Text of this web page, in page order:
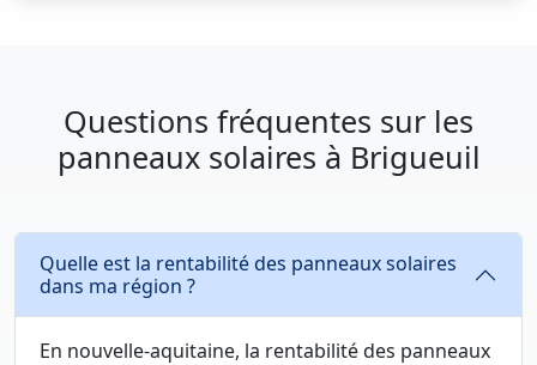
Questions fréquentes sur les
panneaux solaires à Brigueuil
Quelle est la rentabilité des panneaux solaires
dans ma région ?
En nouvelle-aquitaine, la rentabilité des panneaux